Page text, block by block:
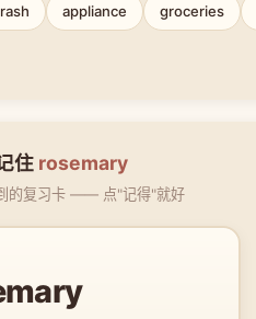
appliance groceries
住 rosemary
的复习卡 —— 点"记得"就好